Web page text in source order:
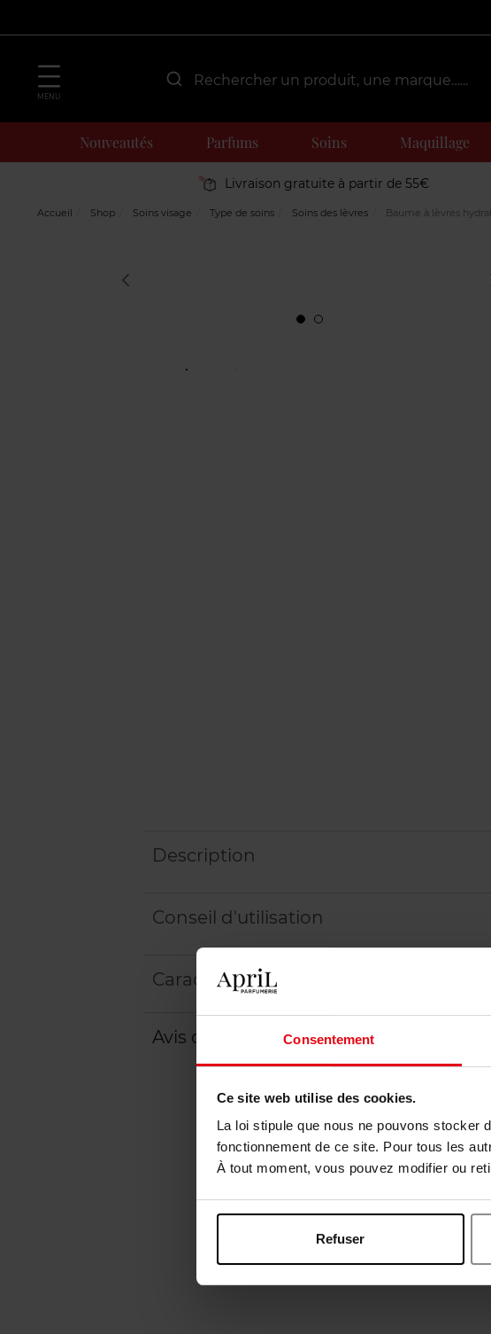
Consentement
Ce site web utilise des cookies.
La loi stipule que nous ne pouvons stocker
fonctionnement de ce site. Pour tous les
À tout moment, vous pouvez modifier ou
Refuser
MENU
Nouveautés Parfums Soins Maquillage
Livraison gratuite à partir de 55€
Accueil Shop Soins visage Type de soins Soins des lèvres Baume à lèvres
Description
Conseil d'utilisation
Caractéristiques
Avis client Politique relative aux avis des clients